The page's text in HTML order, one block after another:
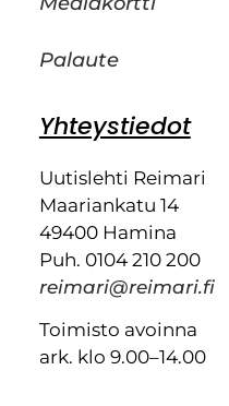
Palaute
Yhteystiedot
Uutislehti Reimari
Maariankatu 14
49400 Hamina
Puh. 0104 210 200
reimari@reimari.fi
Toimisto avoinna
ark. klo 9.00–14.00